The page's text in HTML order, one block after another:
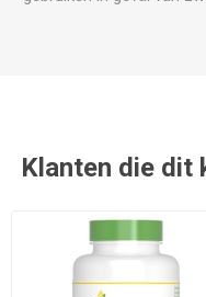
Klanten die dit